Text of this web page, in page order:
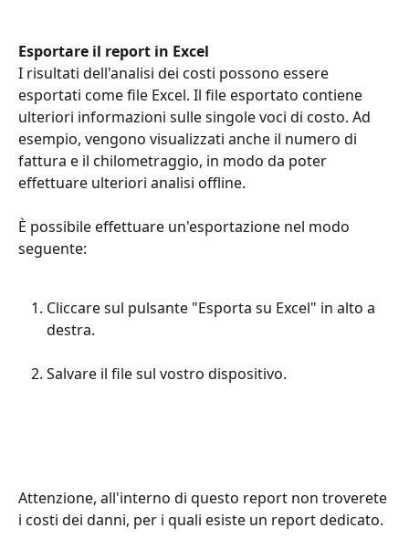
Esportare il report in Excel
I risultati dell'analisi dei costi possono essere
esportati come file Excel. Il file esportato contiene
ulteriori informazioni sulle singole voci di costo. Ad
esempio, vengono visualizzati anche il numero di
fattura e il chilometraggio, in modo da poter
effettuare ulteriori analisi offline.
È possibile effettuare un'esportazione nel modo
seguente:
Cliccare sul pulsante "Esporta su Excel" in alto a
destra.
Salvare il file sul vostro dispositivo.
Attenzione, all'interno di questo report non troverete
i costi dei danni, per i quali esiste un report dedicato.